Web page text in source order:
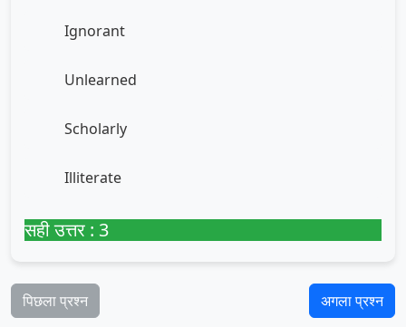
Ignorant
Unlearned
Scholarly
Illiterate
सही उत्तर : 3
पिछला प्रश्न अगला प्रश्न